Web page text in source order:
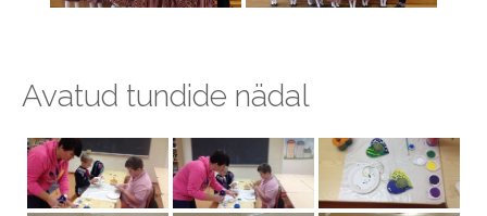
Avatud tundide nädal